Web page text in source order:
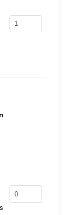
EVO
Wickeldorn